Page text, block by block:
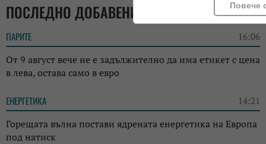
ПОСЛЕДНО ДОБАВЕНИ
ПАРИТЕ 16:06
От 9 август вече не е задължително да има етикет с цена
в лева, остава само в евро
ЕНЕРГЕТИКА 14:21
Горещата вълна постави ядрената енергетика на Европа
под натиск
Повече